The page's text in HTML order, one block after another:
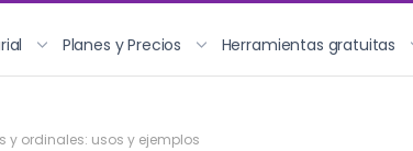
Planes y Precios Herramientas gratuitas
y ordinales: usos y ejemplos